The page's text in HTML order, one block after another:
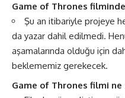
Game of Thrones
Şu an itibariyle projeye
da yazar dahil edilmedi.
aşamalarında olduğu için
beklememiz gerekecek.
Game of Thrones filmi